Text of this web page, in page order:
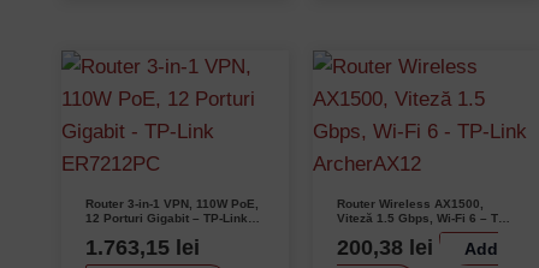
Router 3-in-1 VPN, 110W PoE,
12 Porturi Gigabit – TP-Link
1.763,15 lei
Router Wireless AX1500,
Viteză 1.5 Gbps, Wi-Fi 6 – TP-
200,38 lei
Add
Username or Email Address